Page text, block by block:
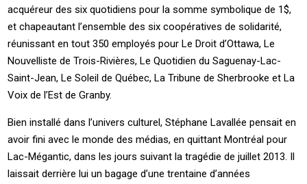
acquéreur des six quotidiens pour la somme symbolique de 1$,
et chapeautant l’ensemble des six coopératives de solidarité,
réunissant en tout 350 employés pour Le Droit d’Ottawa, Le
Nouvelliste de Trois-Rivières, Le Quotidien du Saguenay-Lac-
Saint-Jean, Le Soleil de Québec, La Tribune de Sherbrooke et La
Voix de l’Est de Granby.
Bien installé dans l’univers culturel, Stéphane Lavallée pensait en
avoir fini avec le monde des médias, en quittant Montréal pour
Lac-Mégantic, dans les jours suivant la tragédie de juillet 2013. Il
laissait derrière lui un bagage d’une trentaine d’années